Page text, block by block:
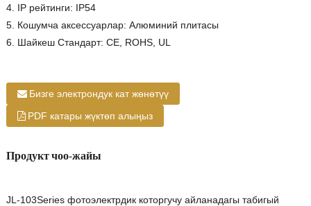
4. IP рейтинги: IP54
5. Кошумча аксессуарлар: Алюминий плитасы
6. Шайкеш Стандарт: CE, ROHS, UL
Бизге электрондук кат жөнөтүү
PDF катары жүктөп алыңыз
Продукт чоо-жайы
JL-103Series фотоэлектрдик которгучу айланадагы табигый